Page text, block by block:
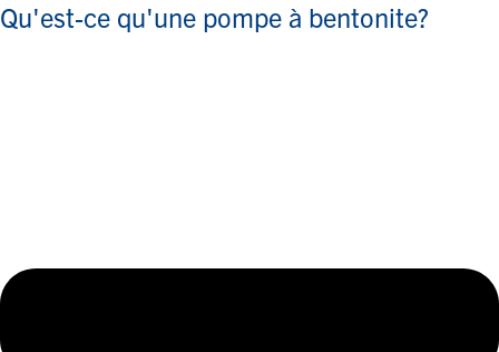
Qu'est-ce qu'une pompe à bentonite?